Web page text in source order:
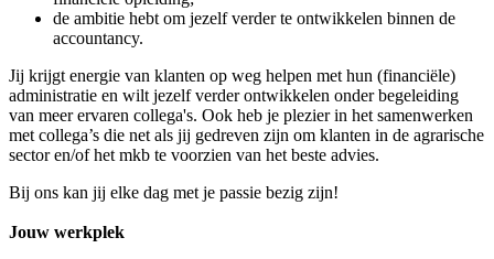
de ambitie hebt om jezelf verder te ontwikkelen binnen de
accountancy.
Jij krijgt energie van klanten op weg helpen met hun (financiële)
administratie en wilt jezelf verder ontwikkelen onder begeleiding
van meer ervaren collega's. Ook heb je plezier in het samenwerken
met collega’s die net als jij gedreven zijn om klanten in de agrarische
sector en/of het mkb te voorzien van het beste advies.
Bij ons kan jij elke dag met je passie bezig zijn!
Jouw werkplek